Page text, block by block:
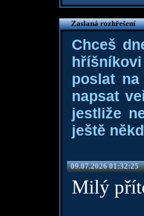
Zaslaná rozhřešení
Chceš
poslat
napsat
jestliže
ještě
09.07.2026 01:32:25
Milý